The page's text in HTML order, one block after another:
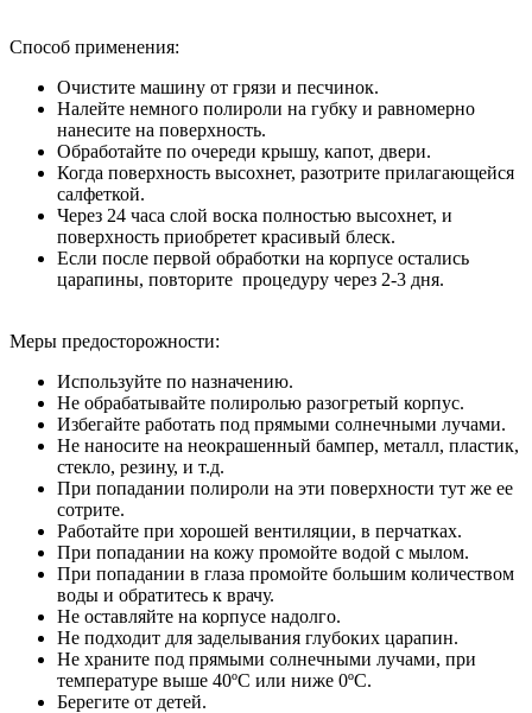
Способ применения:
Очистите машину от грязи и песчинок.
Налейте немного полироли на губку и равномерно
нанесите на поверхность.
Обработайте по очереди крышу, капот, двери.
Когда поверхность высохнет, разотрите прилагающейся
салфеткой.
Через 24 часа слой воска полностью высохнет, и
поверхность приобретет красивый блеск.
Если после первой обработки на корпусе остались
царапины, повторите процедуру через 2-3 дня.
Меры предосторожности:
Используйте по назначению.
Не обрабатывайте полиролью разогретый корпус.
Избегайте работать под прямыми солнечными лучами.
Не наносите на неокрашенный бампер, металл, пластик,
стекло, резину, и т.д.
При попадании полироли на эти поверхности тут же ее
сотрите.
Работайте при хорошей вентиляции, в перчатках.
При попадании на кожу промойте водой с мылом.
При попадании в глаза промойте большим количеством
воды и обратитесь к врачу.
Не оставляйте на корпусе надолго.
Не подходит для заделывания глубоких царапин.
Не храните под прямыми солнечными лучами, при
температуре выше 40ºС или ниже 0ºС.
Берегите от детей.